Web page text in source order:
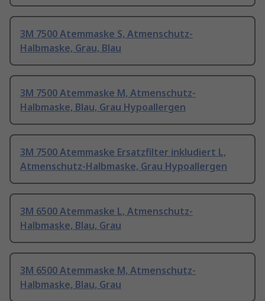
3M 7500 Atemmaske S, Atmenschutz-
Halbmaske, Grau, Blau
3M 7500 Atemmaske M, Atmenschutz-
Halbmaske, Blau, Grau Hypoallergen
3M 7500 Atemmaske Ersatzfilter inkludiert L,
Atmenschutz-Halbmaske, Grau Hypoallergen
3M 6500 Atemmaske L, Atmenschutz-
Halbmaske, Blau, Grau
3M 6500 Atemmaske M, Atmenschutz-
Halbmaske, Blau, Grau